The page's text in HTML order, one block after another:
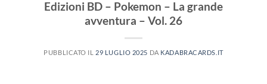
Edizioni BD – Pokemon – La grande
avventura – Vol. 26
PUBBLICATO IL 29 LUGLIO 2025 DA KADABRACARDS.IT